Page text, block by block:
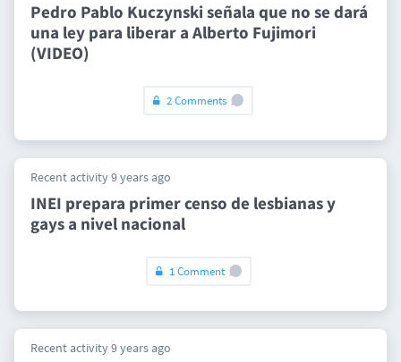
Pedro Pablo Kuczynski señala que no se dará
una ley para liberar a Alberto Fujimori
(VIDEO)
2 Comments
Recent activity 9 years ago
INEI prepara primer censo de lesbianas y
gays a nivel nacional
1 Comment
Recent activity 9 years ago